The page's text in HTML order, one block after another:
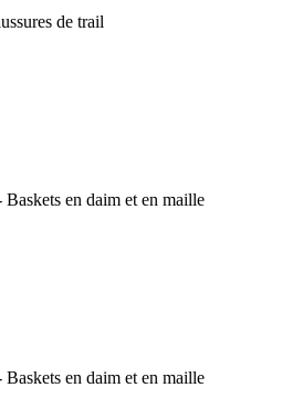
de trail
en daim et en maille
en daim et en maille